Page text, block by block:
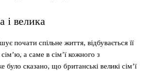
і велика
почати спільне життя, відбувається її
сім’ю, а саме в сім’ї кожного з
було сказано, що британські великі сім’ї